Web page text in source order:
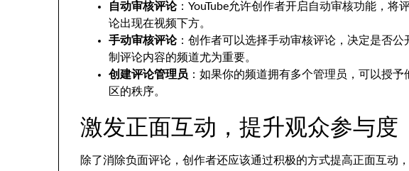
自动审核评论：YouTube允许创作者开启自动审核功能，将
论出现在视频下方。
手动审核评论：创作者可以选择手动审核评论，决定是否
制评论内容的频道尤为重要。
创建评论管理员 ：如果你的频道拥有多个管理员，可以授
区的秩序。
激发正面互动，提升观众参与度
除了消除负面评论，创作者还应该通过积极的方式提高正面互动